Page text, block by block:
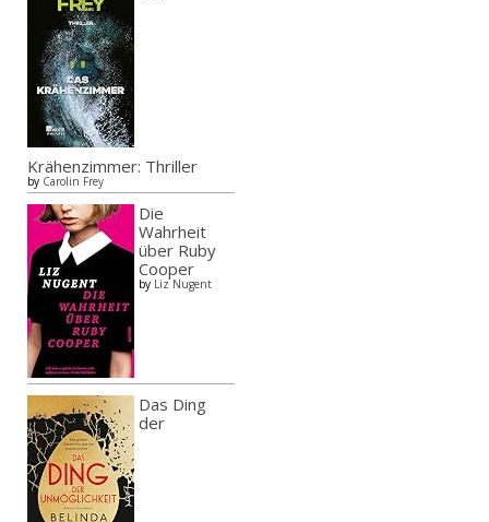
Krähenzimmer: Thriller
by Carolin Frey
Die
Wahrheit
über Ruby
Cooper
by Liz Nugent
Das Ding
der